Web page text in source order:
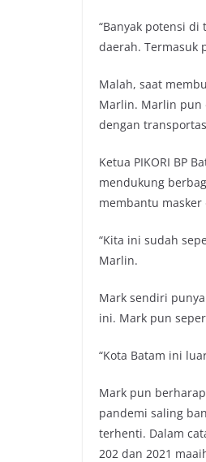
“Banyak potensi
daerah. Termasuk
Malah, saat
Marlin. Marlin pun
dengan
Ketua PIKORI BP
mendukung
membantu
“Kita ini sudah
Marlin.
Mark sendiri
ini. Mark pun
“Kota Batam ini
Mark pun
pandemi saling
terhenti. Dalam
202 dan 2021